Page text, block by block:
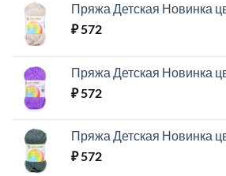
Пряжа Детская Новинка
₽572
Пряжа Детская Новинка
₽572
Пряжа Детская Новинка
₽572